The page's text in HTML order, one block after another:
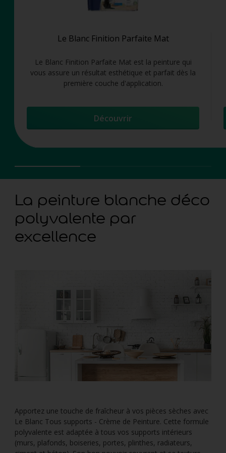
Le Blanc Finition Parfaite Mat
Le Blanc Finition Parfaite Mat est la peinture qui
vous assure un résultat esthétique et parfait dès la
première couche d'application.
Découvrir
La peinture blanche déco
polyvalente par
excellence
Apportez une touche de fraîcheur à vos pièces sèches avec
Le Blanc Tous supports - Crème de Peinture. Cette formule
polyvalente est adaptée à tous vos supports intérieurs
(murs, plafonds, boiseries, portes, plinthes, radiateurs,